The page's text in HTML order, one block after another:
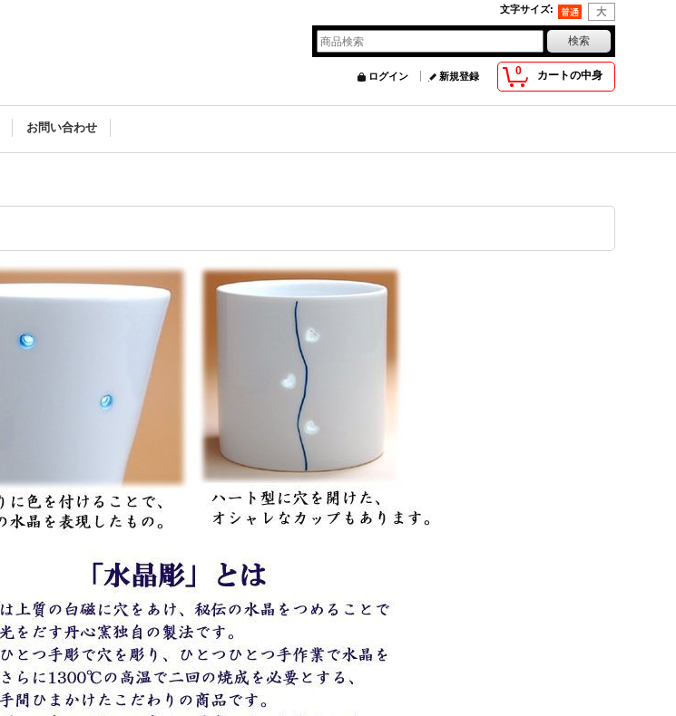
文字サイズ:
0 カートの中身
ログイン 新規登録
お問い合わせ